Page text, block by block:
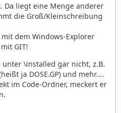
Da liegt eine Menge anderer
die Groß/Kleinschreibung
dem Windows-Explorer
GIT!
unter \installed gar nicht, z.B.
ja DOSE.GP) und mehr....
im Code-Ordner, meckert er